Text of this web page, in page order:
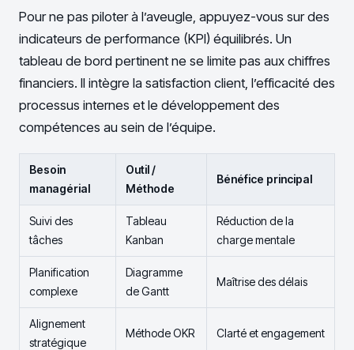
Pour ne pas piloter à l’aveugle, appuyez-vous sur des
indicateurs de performance (KPI) équilibrés. Un
tableau de bord pertinent ne se limite pas aux chiffres
financiers. Il intègre la satisfaction client, l’efficacité des
processus internes et le développement des
compétences au sein de l’équipe.
Besoin
managérial
Outil /
Méthode
Bénéfice principal
Suivi des
tâches
Tableau
Kanban
Réduction de la
charge mentale
Planification
complexe
Diagramme
de Gantt
Maîtrise des délais
Alignement
stratégique
Méthode OKR Clarté et engagement